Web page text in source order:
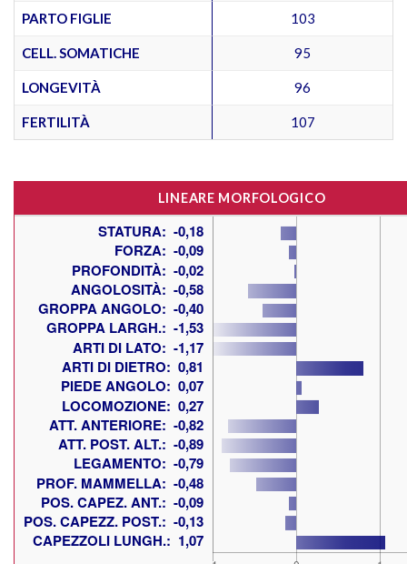
PARTO FIGLIE 103
CELL. SOMATICHE 95
LONGEVITÀ 96
FERTILITÀ 107
LINEARE MORFOLOGICO